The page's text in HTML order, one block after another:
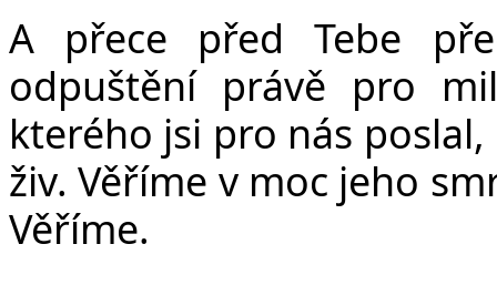
A přece před Tebe
odpuštění právě pro
kterého jsi pro nás
živ. Věříme v moc jeho
Věříme.